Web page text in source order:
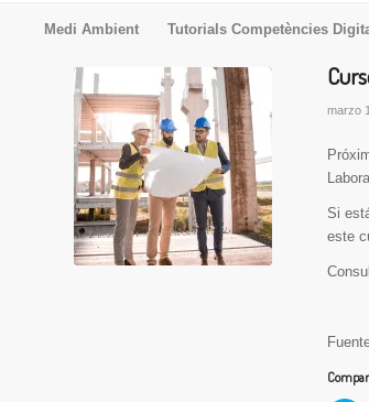
Medi Ambient Tutorials Competències
marzo
Si
este